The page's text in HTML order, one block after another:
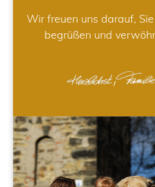
Wir freuen uns darauf,
begrüßen und